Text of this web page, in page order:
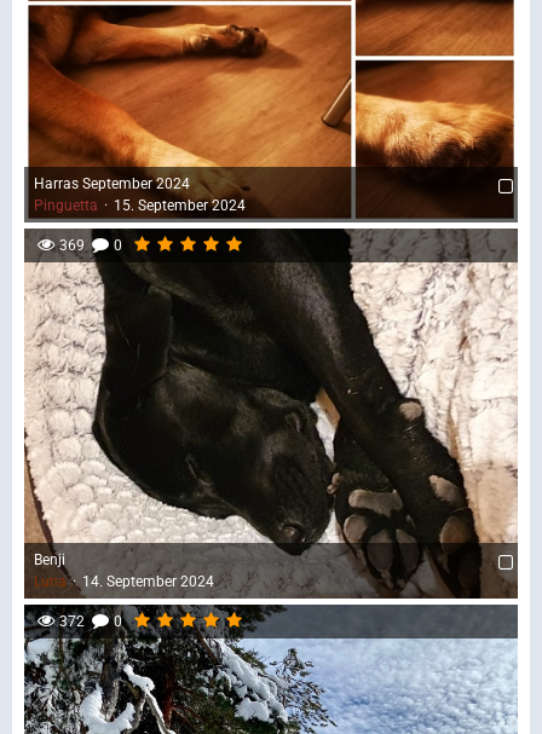
Harras September 2024
Pinguetta
15. September 2024
369 0
Benji
Luna
14. September 2024
372 0